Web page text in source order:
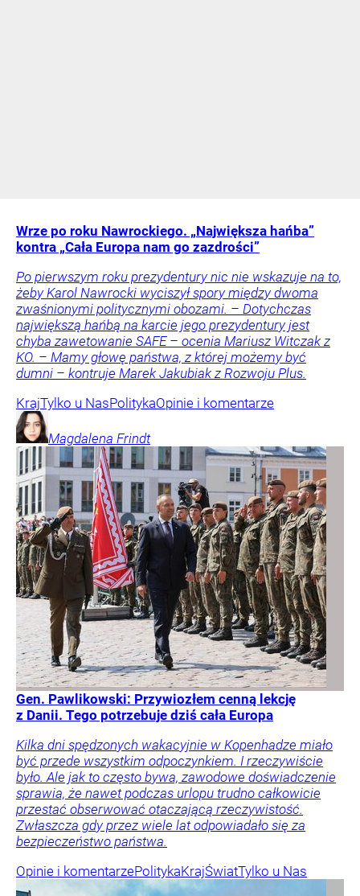
Wrze po roku Nawrockiego. „Największa hańba”
kontra „Cała Europa nam go zazdrości”
Po pierwszym roku prezydentury nic nie wskazuje na to,
żeby Karol Nawrocki wyciszył spory między dwoma
zwaśnionymi politycznymi obozami. – Dotychczas
największą hańbą na karcie jego prezydentury jest
chyba zawetowanie SAFE – ocenia Mariusz Witczak z
KO. – Mamy głowę państwa, z której możemy być
dumni – kontruje Marek Jakubiak z Rozwoju Plus.
KrajTylko u NasPolitykaOpinie i komentarze
Magdalena Frindt
Gen. Pawlikowski: Przywiozłem cenną lekcję
z Danii. Tego potrzebuje dziś cała Europa
Kilka dni spędzonych wakacyjnie w Kopenhadze miało
być przede wszystkim odpoczynkiem. I rzeczywiście
było. Ale jak to często bywa, zawodowe doświadczenie
sprawia, że nawet podczas urlopu trudno całkowicie
przestać obserwować otaczającą rzeczywistość.
Zwłaszcza gdy przez wiele lat odpowiadało się za
bezpieczeństwo państwa.
Opinie i komentarzePolitykaKrajŚwiatTylko u Nas